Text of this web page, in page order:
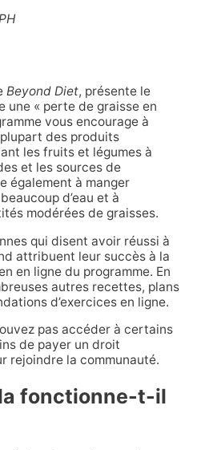
Beyond Diet, présente le
une « perte de graisse en
vous encourage à
des produits
les fruits et légumes à
et les sources de
également à manger
d’eau et à
modérées de graisses.
qui disent avoir réussi à
attribuent leur succès à la
en ligne du programme. En
autres recettes, plans
d’exercices en ligne.
pas accéder à certains
de payer un droit
rejoindre la communauté.
fonctionne-t-il